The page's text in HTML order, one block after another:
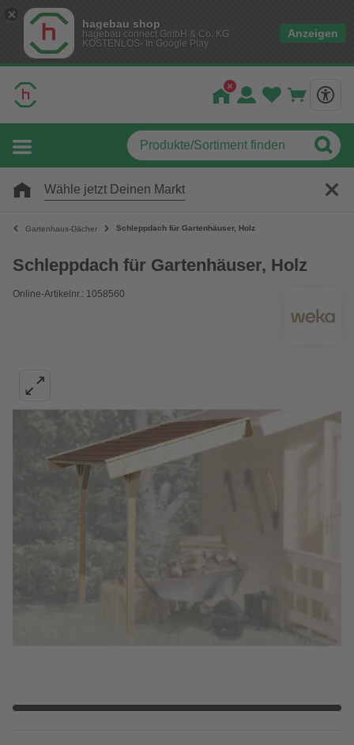
hagebau shop
hagebau connect GmbH & Co. KG
KOSTENLOS- In Google Play
Anzeigen
Wähle jetzt Deinen Markt
Gartenhaus-Dächer Schleppdach für Gartenhäuser, Holz
Schleppdach für Gartenhäuser, Holz
Online-Artikelnr.: 1058560